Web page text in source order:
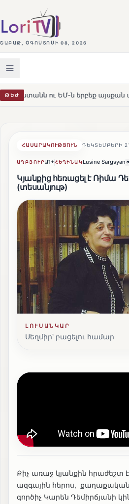
ՇԱԲԱԹ, ՕԳՈՍՏՈՍԻ 08, 2026
ԹԵԺն երբեք այսքան մոտ չեն եղել»
ՀԱՍԱՐԱԿՈՒԹՅՈՒՆ ԴԵԿՏԵՄԲԵՐԻ
ԱՂԲՅՈՒՐԱ1+ՀԵՂԻՆԱԿLusine Sargsyan
Կյանքից հեռացել է Ռիմա
(տեսանյութ)
ԼՈՒՍԱՆԿԱՐ
Սեղմիր՝ բացելու համար
Քիչ առաջ կյանքին հրաժեշտ
ազգային հերոս,
գործիչ Կարեն Դեմիրճյանի